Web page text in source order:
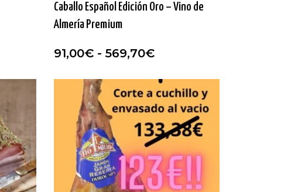
Caballo Español Edición Oro – Vino de
Almería Premium
91,00€ - 569,70€